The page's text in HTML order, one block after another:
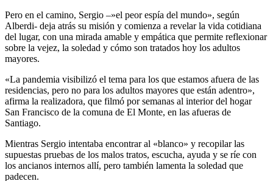
Pero en el camino, Sergio –»el peor espía del mundo», según
Alberdi- deja atrás su misión y comienza a revelar la vida cotidiana
del lugar, con una mirada amable y empática que permite reflexionar
sobre la vejez, la soledad y cómo son tratados hoy los adultos
mayores.
«La pandemia visibilizó el tema para los que estamos afuera de las
residencias, pero no para los adultos mayores que están adentro»,
afirma la realizadora, que filmó por semanas al interior del hogar
San Francisco de la comuna de El Monte, en las afueras de
Santiago.
Mientras Sergio intentaba encontrar al «blanco» y recopilar las
supuestas pruebas de los malos tratos, escucha, ayuda y se ríe con
los ancianos internos allí, pero también lamenta la soledad que
padecen.